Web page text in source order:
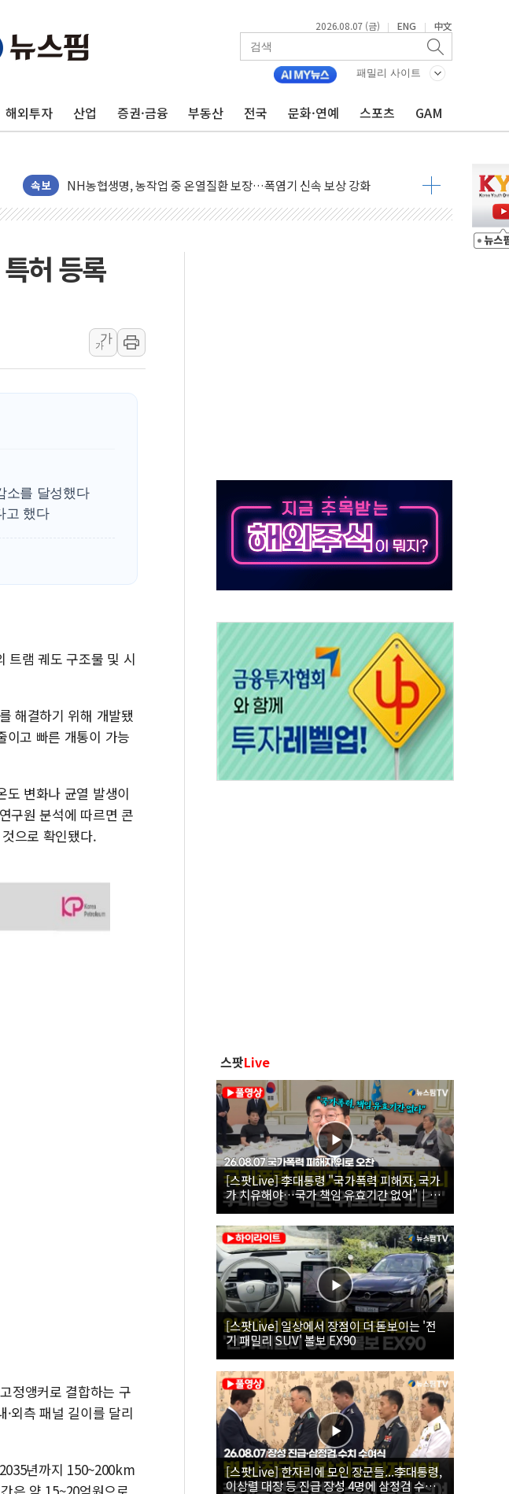
2026.08.07 (금) | ENG | 中文
패밀리 사이트
해외투자 산업 증권·금융 부동산 전국 문화·연예 스포츠 GAM
속보
워트, 상반기 영업이익 30억원
프롬바이오, 10일 거래 재개…"재무구조 개편"
아바코, 2분기 매출 120억원
랩지노믹스 "디엑솜과 美 암 진단 분야 독점 라이선스 계약"
푸본현대생명, 육군 3군단과 군 장병 금융교육·전역 지원 협약
교보생명, '교보K-맞춤건강보험' 6개월 배타적사용권 획득
1순위보다 낮은 특별공급 경쟁률… 실수요자 관심
컴투스 '제우스: 오만의 신' 26일 출시, 유저의 캐릭터가 AI로 플레이한다
네이버 클립, 시청 만으로 혜택 얻는 피드코인 이벤트 진행
서울 재건축·재개발 정상화시 5년 내 9만가구 순증...이주 대란도 제한적
카카오, 2026년 임금협약 타결…연봉 6.3% 인상
현대카드, 박재범·실리카겔 등 8~9월 공연 라인업 공개
[르포] 육군, 2031년까지 3개 보급단 '1등급 스마트 물류센터' 전환
송도 신축 아파트서 외벽 테라스 떨어져…SK에코플랜트 "전수 조사"
허 등록
가
가
소를 달성했다
고 했다
트램 궤도 구조물 및 시
해결하기 위해 개발됐
이고 빠른 개통이 가능
도 변화나 균열 발생이
구원 분석에 따르면 콘
으로 확인됐다.
정앵커로 결합하는 구
외측 패널 길이를 달리
년까지 150~200km
스팟Live
[스팟Live] 李대통령 "국가폭력 피해자, 국가
가 치유해야…국가 책임 유효기간 없어"｜
26.08.07 국가폭력 피해자 위로 오찬
[스팟Live] 일상에서 장점이 더 돋보이는 '전
기 패밀리 SUV' 볼보 EX90
[스팟Live] 한자리에 모인 장군들...李대통령,
이상렬 대장 등 진급 장성 4명에 삼정검 수치